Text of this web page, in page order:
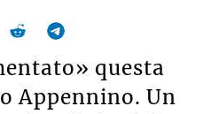
questa
Appennino. Un